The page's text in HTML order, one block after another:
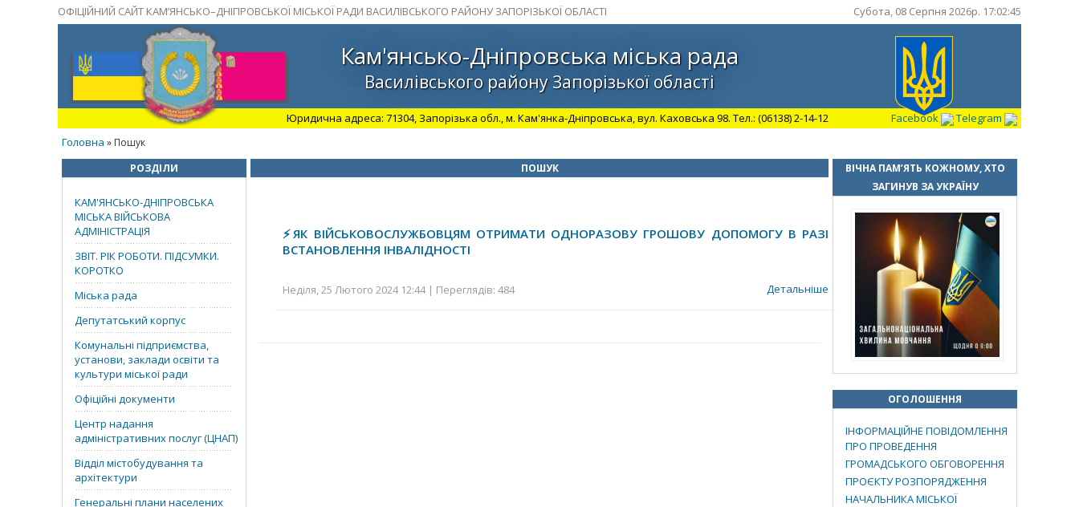
ОФІЦІЙНИЙ САЙТ КАМ’ЯНСЬКО–ДНІПРОВСЬКОЇ МІСЬКОЇ РАДИ ВАСИЛІВСЬКОГО РАЙОНУ ЗАПОРІЗЬКОЇ ОБЛАСТІ Субота, 08 Серпня 2026р. 17:02:46
Кам'янсько-Дніпровська міська рада
Василівського району Запорізької області
Юридична адреса: 71304, Запорізька обл., м. Кам'янка-Дніпровська, вул. Каховська 98. Тел.: (06138) 2-14-12 Facebook
Telegram
Головна » Пошук
РОЗДІЛИ
КАМ'ЯНСЬКО-ДНІПРОВСЬКА
МІСЬКА ВІЙСЬКОВА
АДМІНІСТРАЦІЯ
ЗВІТ. РІК РОБОТИ. ПІДСУМКИ.
КОРОТКО
Міська рада
Депутатський корпус
Комунальні підприємства,
установи, заклади освіти та
культури міської ради
Офіційні документи
Центр надання
адміністративних послуг (ЦНАП)
Відділ містобудування та
архітектури
Генеральні плани населених
ПОШУК
⚡️ЯК ВІЙСЬКОВОСЛУЖБОВЦЯМ ОТРИМАТИ ОДНОРАЗОВУ ГРОШОВУ ДОПОМОГУ В РАЗІ
ВСТАНОВЛЕННЯ ІНВАЛІДНОСТІ
Неділя, 25 Лютого 2024 12:44 | Переглядів: 484 Детальніше
ВІЧНА ПАМ’ЯТЬ КОЖНОМУ, ХТО
ЗАГИНУВ ЗА УКРАЇНУ
ОГОЛОШЕННЯ
ІНФОРМАЦІЙНЕ ПОВІДОМЛЕННЯ
ПРО ПРОВЕДЕННЯ
ГРОМАДСЬКОГО ОБГОВОРЕННЯ
ПРОЄКТУ РОЗПОРЯДЖЕННЯ
НАЧАЛЬНИКА МІСЬКОЇ